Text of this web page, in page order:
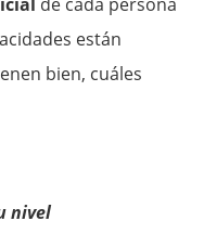
están
bien, cuáles
nivel